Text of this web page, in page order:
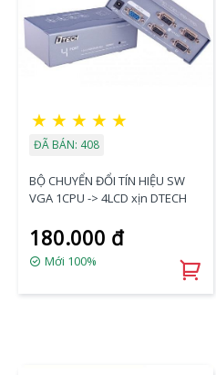
★ ★ ★ ★ ★
ĐÃ BÁN: 408
BỘ CHUYỂN ĐỔI TÍN HIỆU SW
VGA 1CPU -> 4LCD xịn DTECH
180.000 đ
Mới 100%